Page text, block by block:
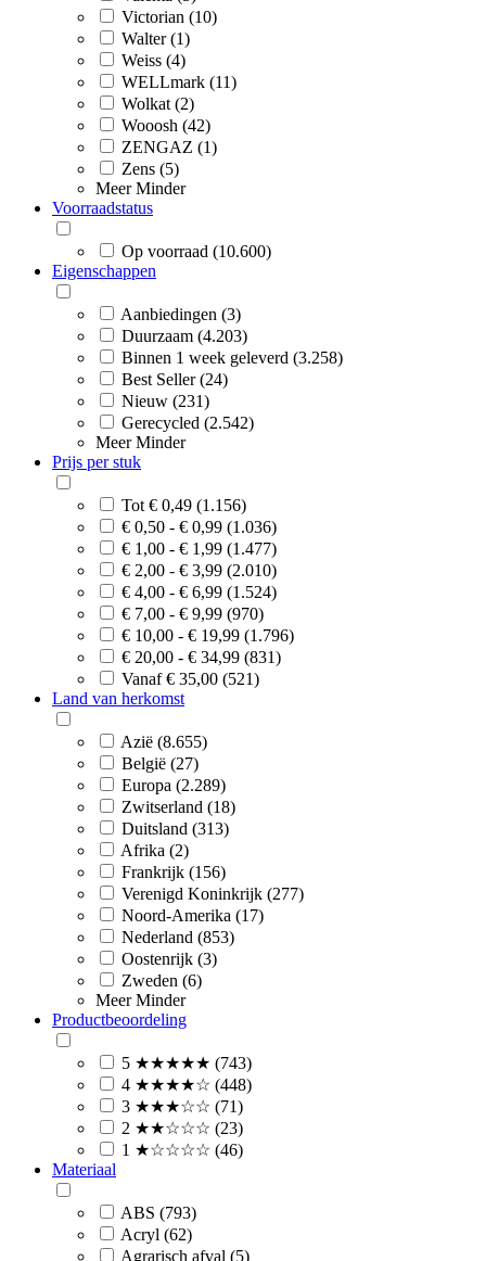
Victorian (10)
Walter (1)
Weiss (4)
WELLmark (11)
Wolkat (2)
Wooosh (42)
ZENGAZ (1)
Zens (5)
Meer Minder
Voorraadstatus
Op voorraad (10.600)
Eigenschappen
Aanbiedingen (3)
Duurzaam (4.203)
Binnen 1 week geleverd (3.258)
Best Seller (24)
Nieuw (231)
Gerecycled (2.542)
Meer Minder
Prijs per stuk
Tot € 0,49 (1.156)
€ 0,50 - € 0,99 (1.036)
€ 1,00 - € 1,99 (1.477)
€ 2,00 - € 3,99 (2.010)
€ 4,00 - € 6,99 (1.524)
€ 7,00 - € 9,99 (970)
€ 10,00 - € 19,99 (1.796)
€ 20,00 - € 34,99 (831)
Vanaf € 35,00 (521)
Land van herkomst
Azië (8.655)
België (27)
Europa (2.289)
Zwitserland (18)
Duitsland (313)
Afrika (2)
Frankrijk (156)
Verenigd Koninkrijk (277)
Noord-Amerika (17)
Nederland (853)
Oostenrijk (3)
Zweden (6)
Meer Minder
Productbeoordeling
5 ★★★★★ (743)
4 ★★★★☆ (448)
3 ★★★☆☆ (71)
2 ★★☆☆☆ (23)
1 ★☆☆☆☆ (46)
Materiaal
ABS (793)
Acryl (62)
Agrarisch afval (5)